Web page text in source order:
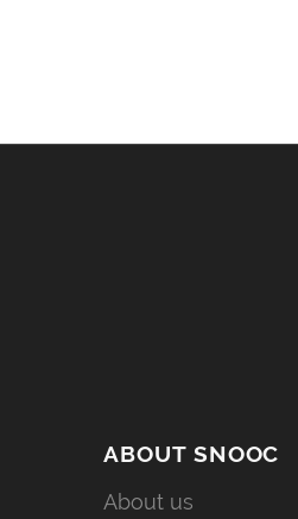
ABOUT SNOOC
About us